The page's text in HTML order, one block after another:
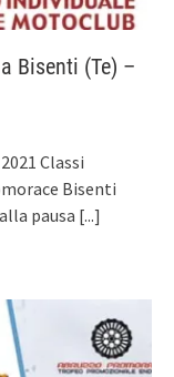
Bisenti (Te) –
Classi
Bisenti
pausa [...]